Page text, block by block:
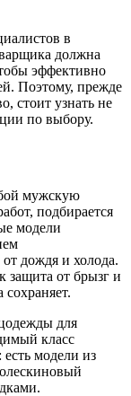
в
должна
эффективно
Поэтому, прежде
стоит узнать не
по выбору.
мужскую
подбирается
модели
дождя и холода.
защита от брызг и
сохраняет.
для
класс
модели из